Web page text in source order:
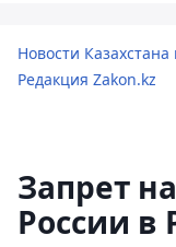
Новости
Редакция Zakon.kz
Запрет
России в